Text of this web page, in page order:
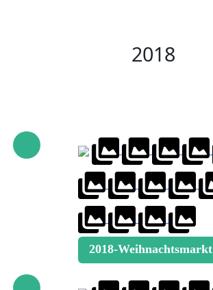
2018
2018-Weihnachtsmarkt